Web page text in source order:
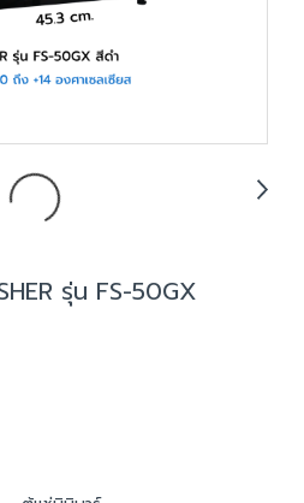
รุ่น FS-50GX